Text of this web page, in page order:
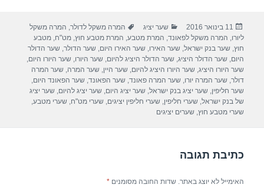
e
b
o
o
k
er
e
פורסם
בתאריך
11 בינואר 2016 קטגוריות
שער יציג תגיות
המרה משקל לדולר, המרה משקל
ליורו, המרה משקל לפאונד, המרת מטבע, המרת מטבע חוץ,מט"ח,מטבע
חוץ,שער בנק ישראל,שער האירו,שער האירו היום,שער הדולר,שער הדולר
היום,שער הדולר היציג,שער הדולר היציג להיום,שער היורו,שער היורו היום,
שער היורו היציג,שער היורו היציג להיום,שער היין,שער המרה,שער המרה
דולר,שער המרה יורו,שער המרה פאונד,שער הפאונד,שער הפאונד היום,
שער חליפין,שער יציג בנק ישראל,שער יציג היום,שער יציג להיום,שער יציג
של בנק ישראל,שערי חליפין,שערי חליפין יציגים,שערי מט"ח,שערי מטבע,
שערי מטבע חוץ,שערים יציגים
כתיבת תגובה
האימייל לא יוצג באתר. שדות החובה מסומנים*